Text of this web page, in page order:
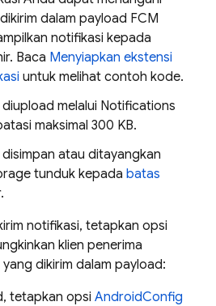
dalam payload FCM
notifikasi kepada
Baca Menyiapkan ekstensi
untuk melihat contoh kode.
melalui Notifications
maksimal 300 KB.
atau ditayangkan
tunduk kepada batas
notifikasi, tetapkan opsi
klien penerima
dikirim dalam payload:
tetapkan opsi AndroidConfig